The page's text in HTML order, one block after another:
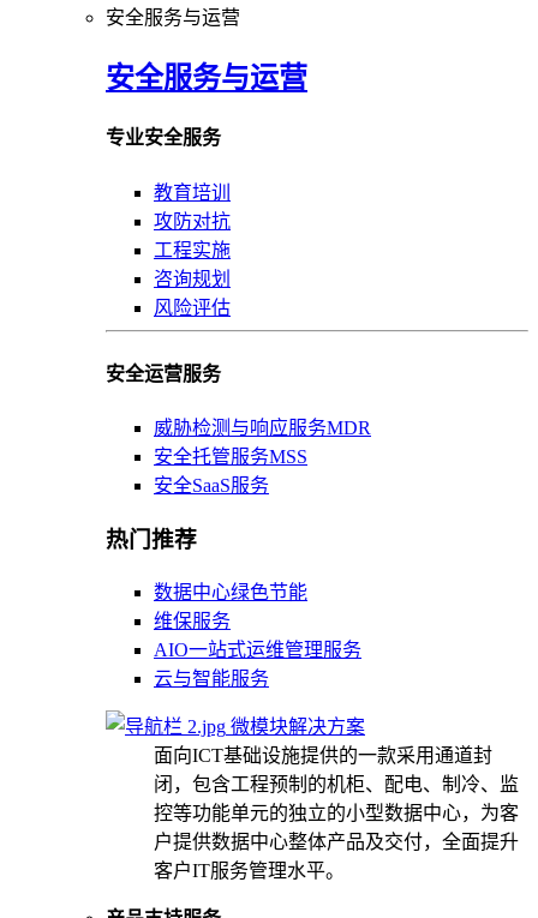
安全服务与运营
安全服务与运营
专业安全服务
教育培训
攻防对抗
工程实施
咨询规划
风险评估
安全运营服务
威胁检测与响应服务MDR
安全托管服务MSS
安全SaaS服务
热门推荐
数据中心绿色节能
维保服务
AIO一站式运维管理服务
云与智能服务
微模块解决方案
面向ICT基础设施提供的一款采用通道封
闭，包含工程预制的机柜、配电、制冷、监
控等功能单元的独立的小型数据中心，为客
户提供数据中心整体产品及交付，全面提升
客户IT服务管理水平。